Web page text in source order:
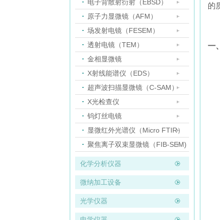
电子背散射衍射（EBSD）
原子力显微镜（AFM）
场发射电镜（FESEM）
透射电镜（TEM）
金相显微镜
X射线能谱仪（EDS）
超声波扫描显微镜（C-SAM）
X光检查仪
钨灯丝电镜
显微红外光谱仪（Micro FTIR）
聚焦离子双束显微镜（FIB-SEM)
化学分析仪器
微纳加工设备
光学仪器
的
一